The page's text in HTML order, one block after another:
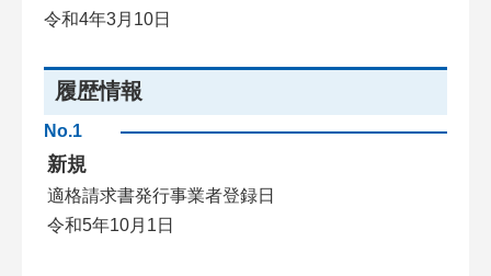
令和4年3月10日
履歴情報
No.1
新規
適格請求書発行事業者登録日
令和5年10月1日